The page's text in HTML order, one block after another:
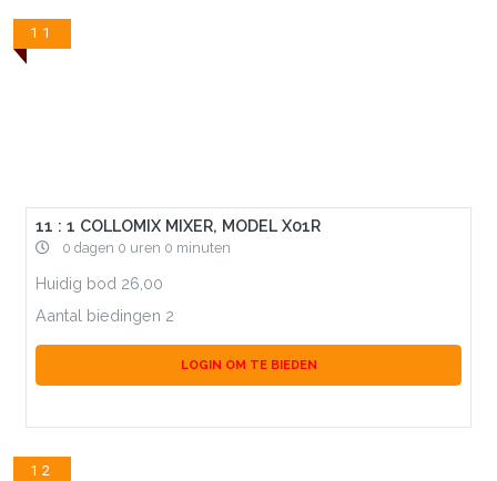
11
11 : 1 COLLOMIX MIXER, MODEL X01R
0 dagen 0 uren 0 minuten
Huidig bod 26,00
Aantal biedingen 2
LOGIN OM TE BIEDEN
12